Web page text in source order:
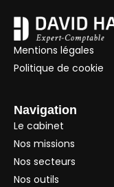
Mentions légales
Politique de cookie
Navigation
Le cabinet
Nos missions
Nos secteurs
Nos outils